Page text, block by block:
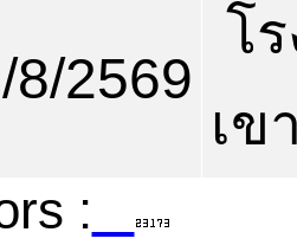
8/2569
โ
เข
: